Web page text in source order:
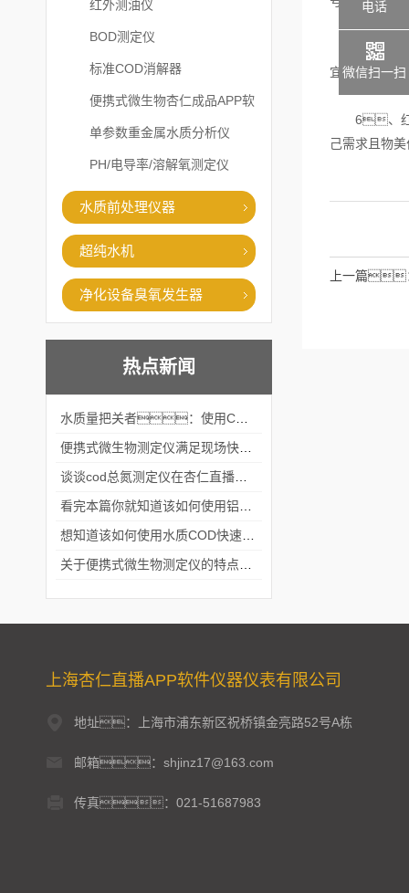
红外测油仪
BOD测定仪
标准COD消解器
便携式微生物杏仁成品APP软
件直播大全
单参数重金属水质分析仪
PH/电导率/溶解氧测定仪
水质前处理仪器
超纯水机
净化设备臭氧发生器
热点新闻
5、选
宜，在
6、红外
己需求且物
上一篇
上海杏仁直播APP软件仪器仪表有限公司
地址：上海市浦东新区祝桥镇金亮路52号A栋
邮箱：shjinz17@163.com
传真：021-51687983
电话
微信扫一扫